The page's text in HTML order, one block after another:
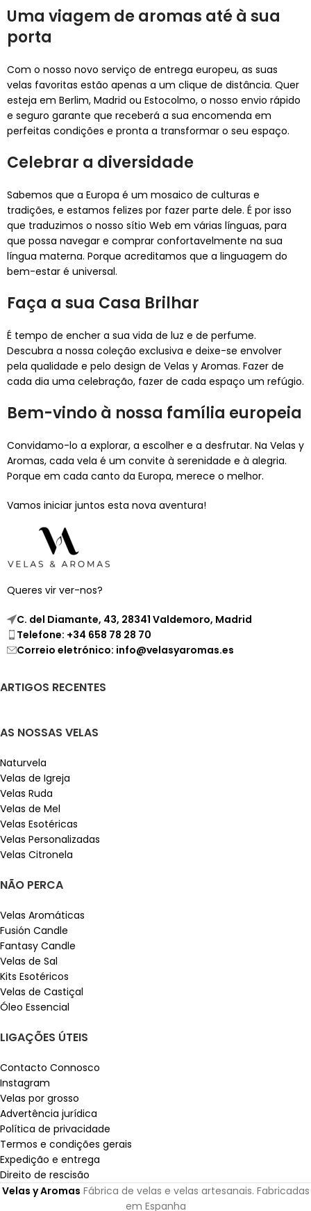
Uma viagem de aromas até à sua
porta
Com o nosso novo serviço de entrega europeu, as suas
velas favoritas estão apenas a um clique de distância. Quer
esteja em Berlim, Madrid ou Estocolmo, o nosso envio rápido
e seguro garante que receberá a sua encomenda em
perfeitas condições e pronta a transformar o seu espaço.
Celebrar a diversidade
Sabemos que a Europa é um mosaico de culturas e
tradições, e estamos felizes por fazer parte dele. É por isso
que traduzimos o nosso sítio Web em várias línguas, para
que possa navegar e comprar confortavelmente na sua
língua materna. Porque acreditamos que a linguagem do
bem-estar é universal.
Faça a sua Casa Brilhar
É tempo de encher a sua vida de luz e de perfume.
Descubra a nossa coleção exclusiva e deixe-se envolver
pela qualidade e pelo design de Velas y Aromas. Fazer de
cada dia uma celebração, fazer de cada espaço um refúgio.
Bem-vindo à nossa família europeia
Convidamo-lo a explorar, a escolher e a desfrutar. Na Velas y
Aromas, cada vela é um convite à serenidade e à alegria.
Porque em cada canto da Europa, merece o melhor.
Vamos iniciar juntos esta nova aventura!
Queres vir ver-nos?
C. del Diamante, 43, 28341 Valdemoro, Madrid
Telefone: +34 658 78 28 70
Correio eletrónico: info@velasyaromas.es
ARTIGOS RECENTES
AS NOSSAS VELAS
Naturvela
Velas de Igreja
Velas Ruda
Velas de Mel
Velas Esotéricas
Velas Personalizadas
Velas Citronela
NÃO PERCA
Velas Aromáticas
Fusión Candle
Fantasy Candle
Velas de Sal
Kits Esotéricos
Velas de Castiçal
Óleo Essencial
LIGAÇÕES ÚTEIS
Contacto Connosco
Instagram
Velas por grosso
Advertência jurídica
Política de privacidade
Termos e condições gerais
Expedição e entrega
Direito de rescisão
Velas y Aromas Fábrica de velas e velas artesanais. Fabricadas
em Espanha